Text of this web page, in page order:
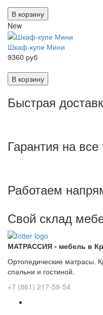
В корзину
New
Шкаф-купе Мини
9360 руб
В корзину
Быстрая
Гарантия на
Работаем
Свой склад
МАТРАССИЯ - мебель в
Ортопедические матрасы.
спальни и гостиной.
+7 (861) 217-59-54